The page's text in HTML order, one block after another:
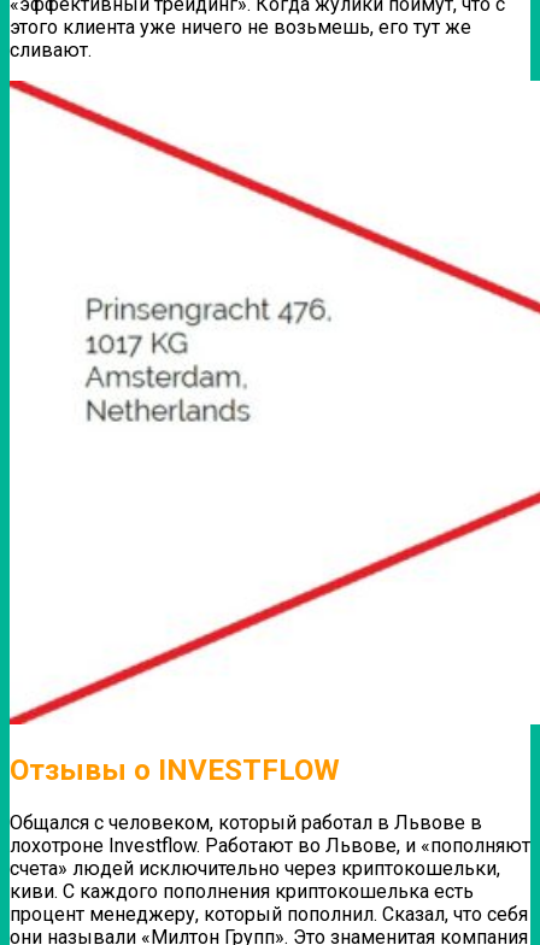
этого клиента уже ничего не возьмешь, его тут же
сливают.
Отзывы о INVESTFLOW
Общался с человеком, который работал в Львове в
лохотроне Investflow. Работают во Львове, и «пополняют
счета» людей исключительно через криптокошельки,
киви. С каждого пополнения криптокошелька есть
процент менеджеру, который пополнил. Сказал, что себя
они называли «Милтон Групп». Это знаменитая компания